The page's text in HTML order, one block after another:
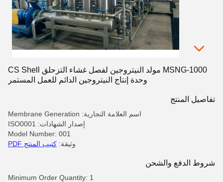
MSNG-1000 مولد النيتروجين لفصل غشاء التزحلق CS Shell
وحدة إنتاج النيتروجين الدائم للعمل المستمر
تفاصيل المنتج
اسم العلامة التجارية: Membrane Generation
إصدار الشهادات: ISO0001
Model Number: 001
وثيقة: كتيب المنتج PDF
شروط الدفع والشحن
Minimum Order Quantity: 1